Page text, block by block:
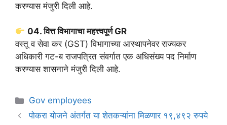
करण्यास मंजुरी दिली आहे.
04. वित्त विभागाचा महत्त्वपूर्ण GR
वस्तू व सेवा कर (GST) विभागाच्या आस्थापनेवर राज्यकर
अधिकारी गट-ब राजपत्रित संवर्गात एक अधिसंख्य पद निर्माण
करण्यास शासनाने मंजुरी दिली आहे.
Categories
Gov employees
पोकरा योजने अंतर्गत या शेतकऱ्यांना मिळणार १९,४९२ रुपये